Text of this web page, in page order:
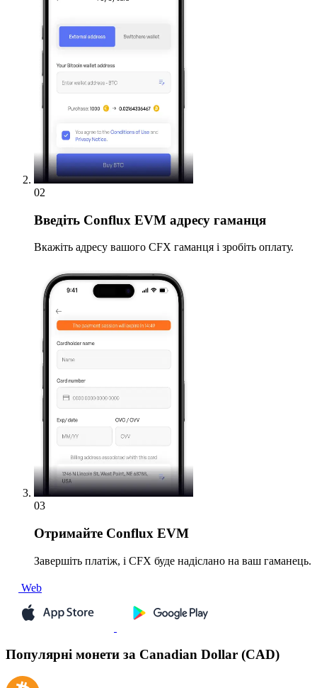
02
Введіть Conflux EVM адресу гаманця
Вкажіть адресу вашого CFX гаманця і зробіть оплату.
03
Отримайте Conflux EVM
Завершіть платіж, і CFX буде надіслано на ваш гаманець.
Web
Популярні монети за Canadian Dollar (CAD)